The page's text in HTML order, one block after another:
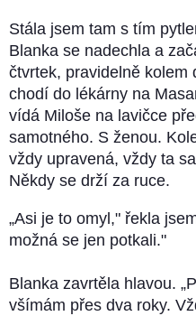
Stála jsem tam s tím
Blanka se nadechla a
čtvrtek, pravidelně kolem
chodí do lékárny na
vídá Miloše na lavičce
samotného. S ženou.
vždy upravená, vždy ta
Někdy se drží za ruce.
„Asi je to omyl," řekla
možná se jen potkali."
Blanka zavrtěla hlavou.
všímám přes dva roky.